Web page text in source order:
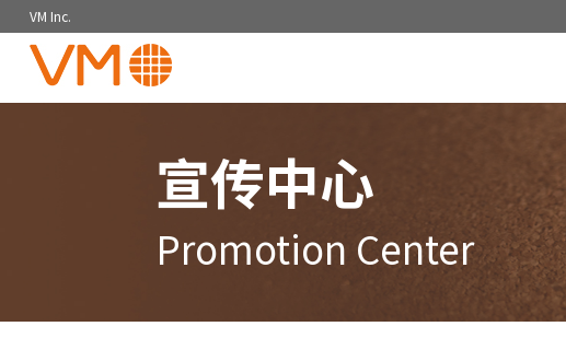
VM Inc.
宣传中心
Promotion Center